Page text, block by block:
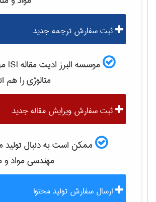
ثبت سفارش ترجمه جدید
موسسه البرز ادیت مقاله ISI
متالوژیرا هم
ثبت سفارش ویرایش مقاله جدید
ممکن است به دنبال تولید
مهندسی مواد و
ارسال سفارش تولید محتوا